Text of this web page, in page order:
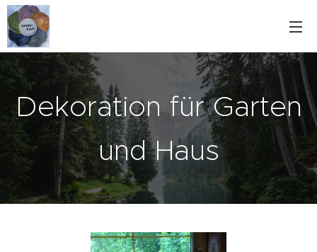
Dekoration für Garten
und Haus